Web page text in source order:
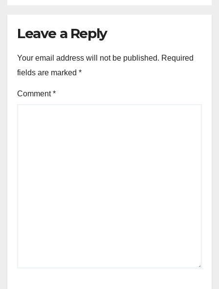
Leave a Reply
Your email address will not be published. Required
fields are marked *
Comment*